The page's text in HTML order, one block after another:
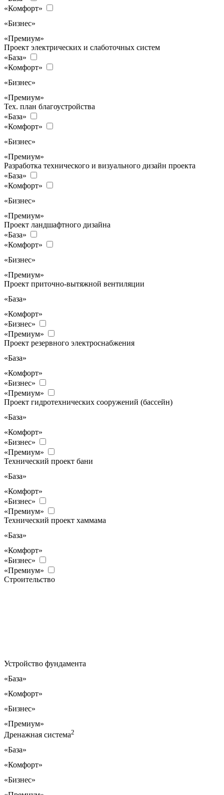
«Комфорт»
«Бизнес»
«Премиум»
Проект электрических и слаботочных систем
«База»
«Комфорт»
«Бизнес»
«Премиум»
Тех. план благоустройства
«База»
«Комфорт»
«Бизнес»
«Премиум»
Разработка технического и визуального дизайн проекта
«База»
«Комфорт»
«Бизнес»
«Премиум»
Проект ландшафтного дизайна
«База»
«Комфорт»
«Бизнес»
«Премиум»
Проект приточно-вытяжной вентиляции
«База»
«Комфорт»
«Бизнес»
«Премиум»
Проект резервного электроснабжения
«База»
«Комфорт»
«Бизнес»
«Премиум»
Проект гидротехнических сооружений (бассейн)
«База»
«Комфорт»
«Бизнес»
«Премиум»
Технический проект бани
«База»
«Комфорт»
«Бизнес»
«Премиум»
Технический проект хаммама
«База»
«Комфорт»
«Бизнес»
«Премиум»
Строительство
Устройство фундамента
«База»
«Комфорт»
«Бизнес»
«Премиум»
Дренажная система2
«База»
«Комфорт»
«Бизнес»